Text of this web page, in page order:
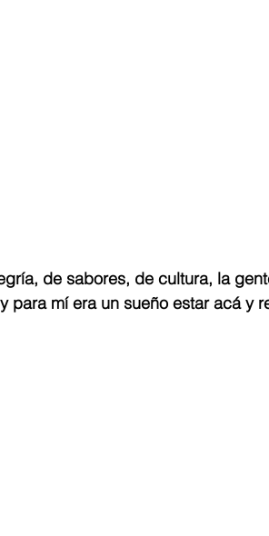
de sabores, de cultura, la
mí era un sueño estar acá y